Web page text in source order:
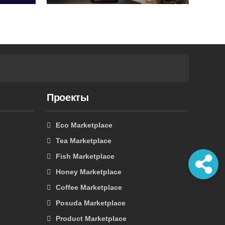
Проекты
Eco Marketplace
Tea Marketplace
Fish Marketplace
Honey Marketplace
Coffee Marketplace
Posuda Marketplace
Product Marketplace